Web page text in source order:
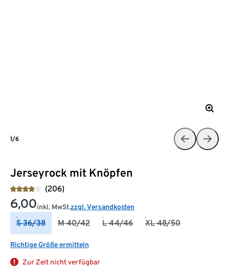
Jerseyrock mit Knöpfen
(206)
6,00inkl. MwSt.zzgl. Versandkosten
S 36/38 M 40/42 L 44/46 XL 48/50
Richtige Größe ermitteln
Zur Zeit nicht verfügbar
1/6